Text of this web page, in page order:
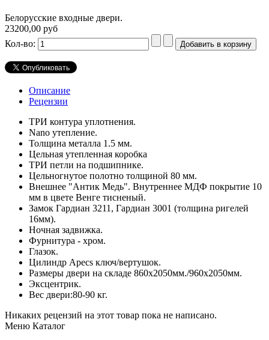
Белорусские входные двери.
23200,00 руб
Кол-во:
Описание
Рецензии
ТРИ контура уплотнения.
Nano утепление.
Толщина металла 1.5 мм.
Цельная утепленная коробка
ТРИ петли на подшипнике.
Цельногнутое полотно толщиной 80 мм.
Внешнее "Антик Медь". Внутреннее МДФ покрытие 10
мм в цвете Венге тисненый.
Замок Гардиан 3211, Гардиан 3001 (толщина ригелей
16мм).
Ночная задвижка.
Фурнитура - хром.
Глазок.
Цилиндр Apecs ключ/вертушок.
Размеры двери на складе 860х2050мм./960х2050мм.
Эксцентрик.
Вес двери:80-90 кг.
Никаких рецензий на этот товар пока не написано.
Меню Каталог